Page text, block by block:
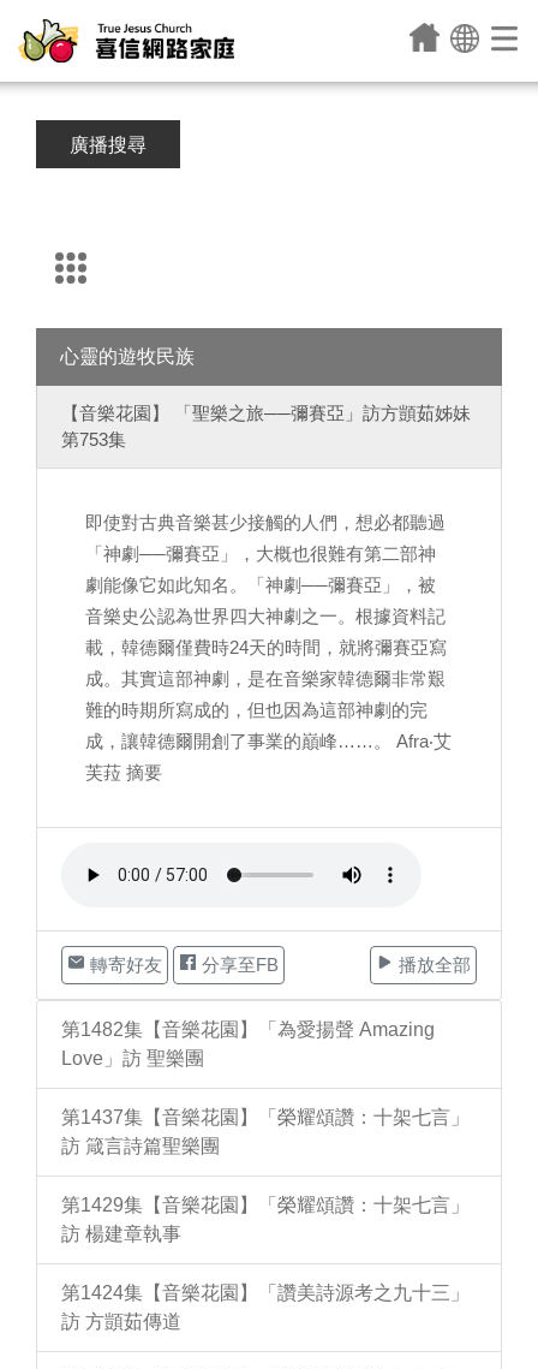
廣播搜尋
心靈的遊牧民族
【音樂花園】 「聖樂之旅──彌賽亞」訪方顗茹姊妹
第753集
即使對古典音樂甚少接觸的人們，想必都聽過
「神劇──彌賽亞」，大概也很難有第二部神
劇能像它如此知名。「神劇──彌賽亞」，被
音樂史公認為世界四大神劇之一。根據資料記
載，韓德爾僅費時24天的時間，就將彌賽亞寫
成。其實這部神劇，是在音樂家韓德爾非常艱
難的時期所寫成的，但也因為這部神劇的完
成，讓韓德爾開創了事業的巔峰……。 Afra‧艾
芙菈 摘要
轉寄好友 分享至FB 播放全部
第1482集【音樂花園】「為愛揚聲 Amazing
Love」訪 聖樂團
第1437集【音樂花園】「榮耀頌讚：十架七言」
訪 箴言詩篇聖樂團
第1429集【音樂花園】「榮耀頌讚：十架七言」
訪 楊建章執事
第1424集【音樂花園】「讚美詩源考之九十三」
訪 方顗茹傳道